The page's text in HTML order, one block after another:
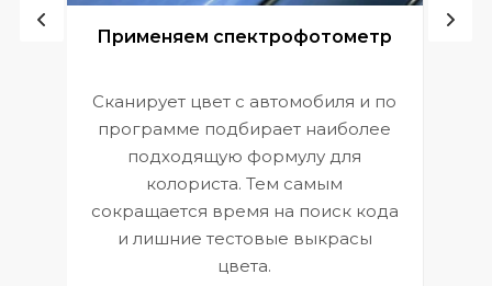
Применяем спектрофотометр
Сканирует цвет с автомобиля и по
программе подбирает наиболее
подходящую формулу для
колориста. Тем самым
сокращается время на поиск кода
и лишние тестовые выкрасы
цвета.